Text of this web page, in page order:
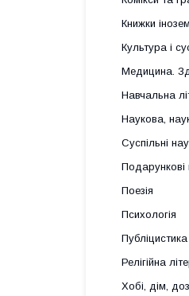
Книжки
Культура і
Медицина.
Навчальна
Наукова,
Суспільні
Подарункові
Поезія
Психологія
Публіцистика
Релігійна
Хобі, дім,